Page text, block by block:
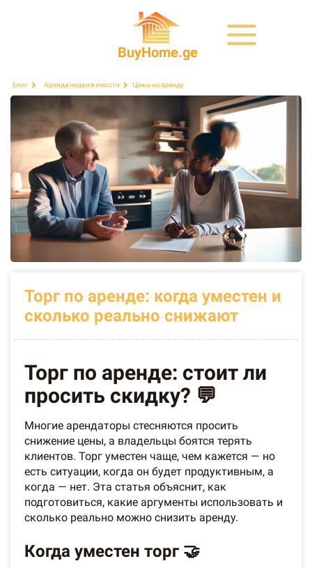
BuyHome.ge
Блог Аренда недвижимости Цены на аренду
Торг по аренде: когда уместен и
сколько реально снижают
Торг по аренде: стоит ли
просить скидку? 💬
Многие арендаторы стесняются просить
снижение цены, а владельцы боятся терять
клиентов. Торг уместен чаще, чем кажется — но
есть ситуации, когда он будет продуктивным, а
когда — нет. Эта статья объяснит, как
подготовиться, какие аргументы использовать и
сколько реально можно снизить аренду.
Когда уместен торг 🤝